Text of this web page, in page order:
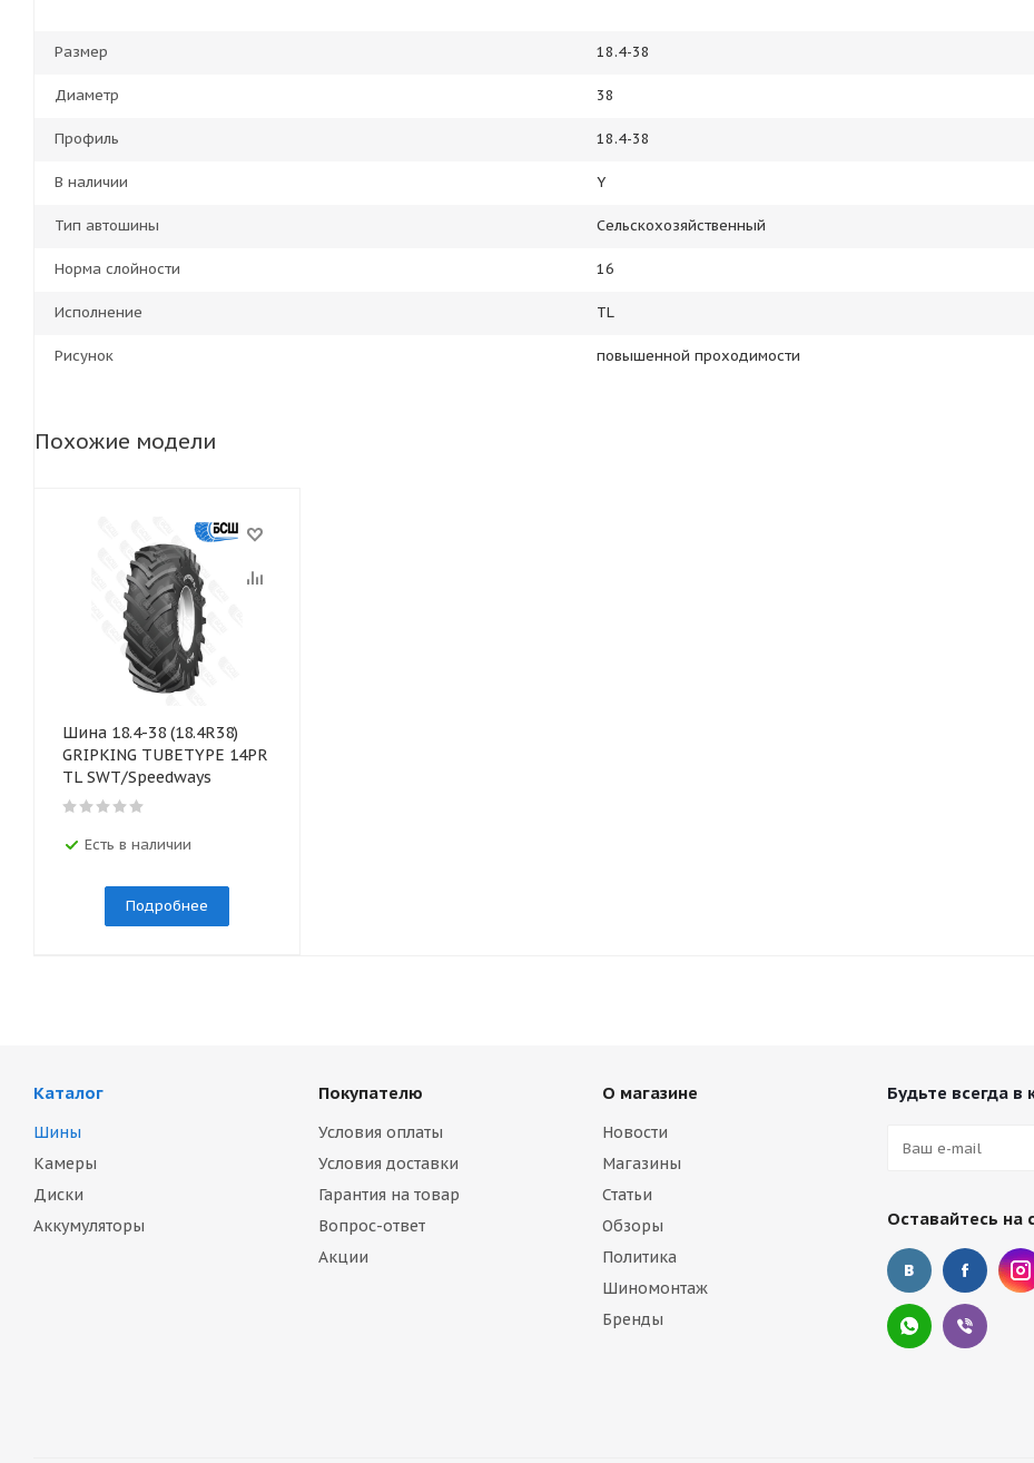
Размер 18.4-38
Диаметр 38
Профиль 18.4-38
В наличии Y
Тип автошины Сельскохозяйственный
Норма слойности 16
Исполнение TL
Рисунок повышенной проходимости
Похожие модели
Шина 18.4-38 (18.4R38)
GRIPKING TUBETYPE 14PR
TL SWT/Speedways
Есть в наличии
Подробнее
Каталог
Шины
Камеры
Диски
Аккумуляторы
Покупателю
Условия оплаты
Условия доставки
Гарантия на товар
Вопрос-ответ
Акции
О магазине
Новости
Магазины
Статьи
Обзоры
Политика
Шиномонтаж
Бренды
Будьте всегда в
Оставайтесь на